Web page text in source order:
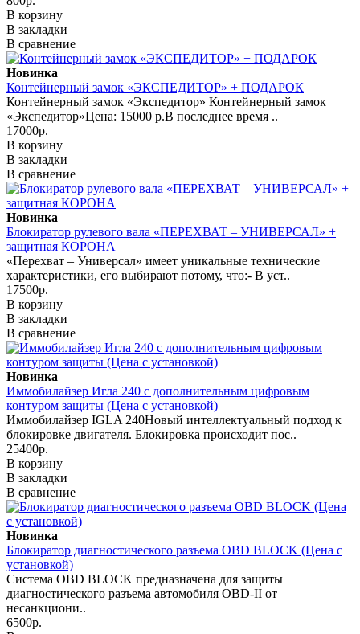
В корзину
В закладки
В сравнение
Новинка
Контейнерный замок «ЭКСПЕДИТОР» + ПОДАРОК
Контейнерный замок «Экспедитор» Контейнерный замок
«Экспедитор»Цена: 15000 р.В последнее время ..
17000р.
В корзину
В закладки
В сравнение
Новинка
Блокиратор рулевого вала «ПЕРЕХВАТ – УНИВЕРСАЛ» +
защитная КОРОНА
«Перехват – Универсал» имеет уникальные технические
характеристики, его выбирают потому, что:- В уст..
17500р.
В корзину
В закладки
В сравнение
Новинка
Иммобилайзер Игла 240 с дополнительным цифровым
контуром защиты (Цена с установкой)
Иммобилайзер IGLA 240Новый интеллектуальный подход к
блокировке двигателя. Блокировка происходит пос..
25400р.
В корзину
В закладки
В сравнение
Новинка
Блокиратор диагностического разъема OBD BLOCK (Цена с
установкой)
Система OBD BLOCK предназначена для защиты
диагностического разъема автомобиля OBD-II от
несанкциони..
6500р.